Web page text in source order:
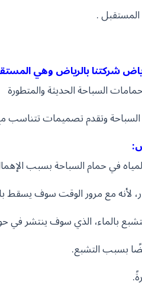
.
شركتنا بالرياض وهي
السباحة الحديثة والمتطورة
السباحة وتقدم تصميمات تتناسب
في حمام السباحة بسبب
مع مرور الوقت سوف يسقط
بالماء، الذي سوف ينتشر في
بسبب التشبع.